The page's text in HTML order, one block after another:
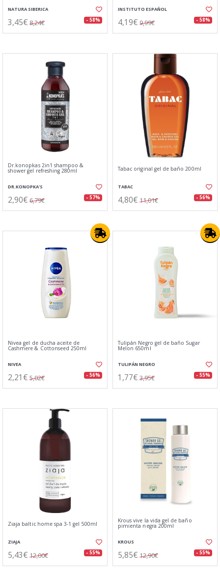
NATURA SIBERICA
3,45€ 8,24€ - 58%
INSTITUTO ESPAÑOL
4,19€ 9,99€ - 58%
Dr.konopkas 2in1 shampoo &
shower gel refreshing 280ml
DR.KONOPKA'S
2,90€ 6,79€ - 57%
Tabac original gel de baño 200ml
TABAC
4,80€ 11,01€ - 56%
Nivea gel de ducha aceite de
Cashmere & Cottonseed 250ml
NIVEA
2,21€ 5,02€ - 56%
Tulipán Negro gel de baño Sugar
Melon 650ml
TULIPÁN NEGRO
1,77€ 3,95€ - 55%
Ziaja baltic home spa 3-1 gel 500ml
ZIAJA
5,43€ 12,00€ - 55%
Krous vive la vida gel de baño
pimienta negra 200ml
KROUS
5,85€ 12,90€ - 55%